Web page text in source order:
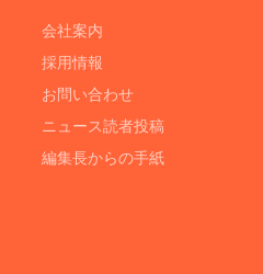
会社案内
採用情報
お問い合わせ
ニュース読者投稿
編集長からの手紙